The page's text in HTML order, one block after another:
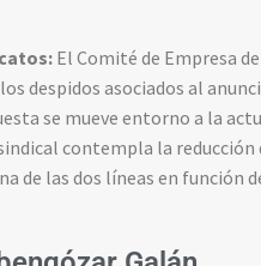
El Comité de Empresa
despidos asociados al
se mueve entorno a la
contempla la
de las dos líneas en función